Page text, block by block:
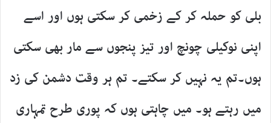
بلی کو حملہ کر کے زخمی کر سکتی ہوں اور اسے
اپنی نوکیلی چونچ اور تیز پنجوں سے مار بھی سکتی
ہوں۔تم یہ نہیں کر سکتے۔ تم ہر وقت دشمن کی زد
میں رہتے ہو۔ میں چاہتی ہوں کہ پوری طرح تمہاری